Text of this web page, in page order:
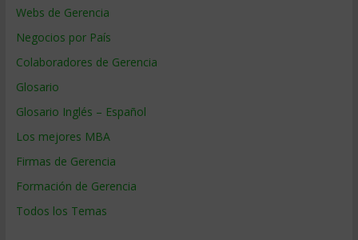
Webs de Gerencia
Negocios por País
Colaboradores de Gerencia
Glosario
Glosario Inglés – Español
Los mejores MBA
Firmas de Gerencia
Formación de Gerencia
Todos los Temas